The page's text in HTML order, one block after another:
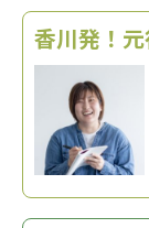
香川発！